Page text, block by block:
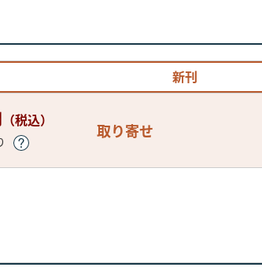
新刊
（税込）
取り寄せ